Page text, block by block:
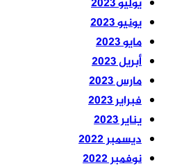
يوليو 2023
يونيو 2023
مايو 2023
أبريل 2023
مارس 2023
فبراير 2023
يناير 2023
ديسمبر 2022
نوفمبر 2022